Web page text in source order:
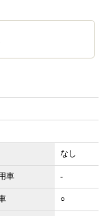
なし
車 -
○